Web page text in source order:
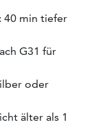
40 min tiefer
G31 für
oder
älter als 1